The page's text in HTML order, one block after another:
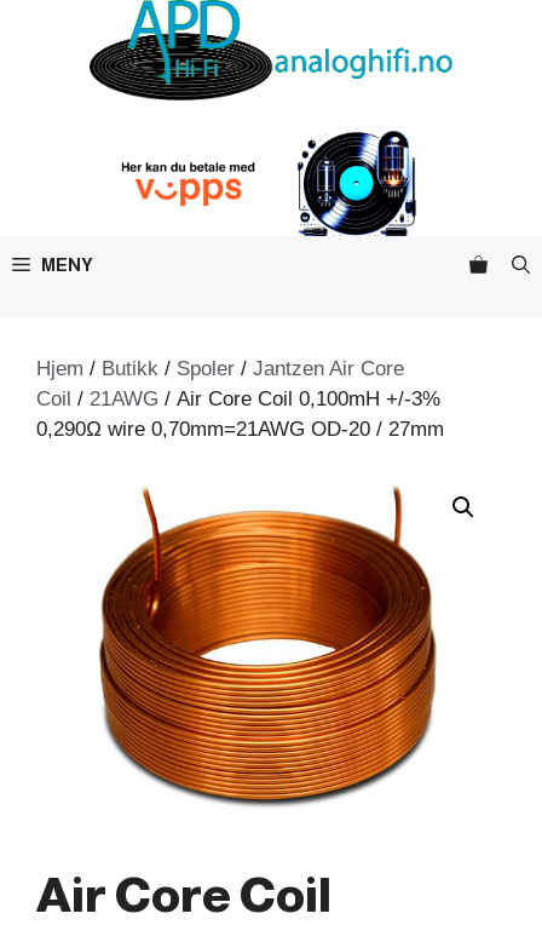
MENY
Hjem / Butikk / Spoler / Jantzen Air Core
Coil / 21AWG / Air Core Coil 0,100mH +/-3%
0,290Ω wire 0,70mm=21AWG OD-20 / 27mm
Air Core Coil